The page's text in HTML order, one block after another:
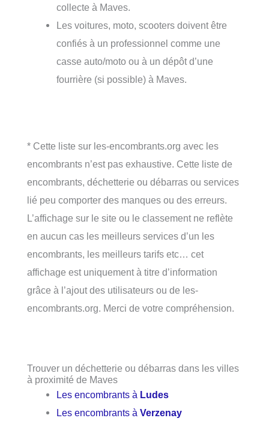
collecte à Maves.
Les voitures, moto, scooters doivent être
confiés à un professionnel comme une
casse auto/moto ou à un dépôt d’une
fourrière (si possible) à Maves.
* Cette liste sur les-encombrants.org avec les
encombrants n’est pas exhaustive. Cette liste de
encombrants, déchetterie ou débarras ou services
lié peu comporter des manques ou des erreurs.
L’affichage sur le site ou le classement ne reflète
en aucun cas les meilleurs services d’un les
encombrants, les meilleurs tarifs etc… cet
affichage est uniquement à titre d’information
grâce à l’ajout des utilisateurs ou de les-
encombrants.org. Merci de votre compréhension.
Trouver un déchetterie ou débarras dans les villes
à proximité de Maves
Les encombrants à Ludes
Les encombrants àVerzenay